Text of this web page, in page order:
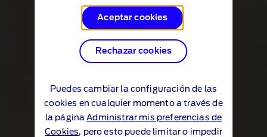
Aceptar cookies
Rechazar cookies
Puedes cambiar la configuración de las
cookies en cualquier momento a través de
la páginaAdministrar mis preferencias de
Cookies, pero esto puede limitar o impedir